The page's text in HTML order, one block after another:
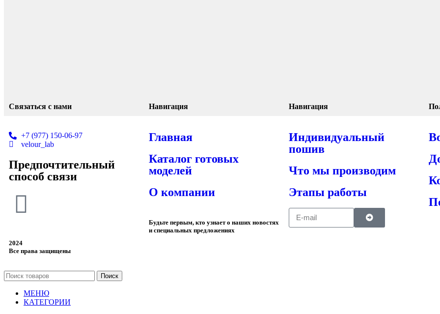
Связаться с нами
+7 (977) 150-06-97
velour_lab
Предпочтительный
способ связи
2024
Все права защищены
Навигация
Главная
Каталог готовых
моделей
О компании
Будьте первым, кто узнает о наших новостях
и специальных предложениях
Навигация
Индивидуальный
пошив
Что мы производим
Этапы работы
Поиск
МЕНЮ
КАТЕГОРИИ